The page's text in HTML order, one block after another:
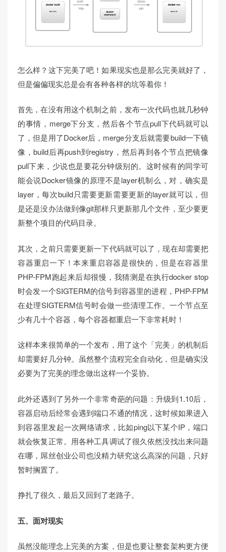
怎么样？这下完美了吧！如果现实也是那么完美就好了，
但是偏偏现实总是会有各种各样的坑等着你！
首先，在没有用这个机制之前，发布一次代码也就几秒钟
的事情，merge下分支，然后各个节点pull下代码就可以
了，但是用了Docker后，merge分支后就需要build一下镜
像，build后再push到registry，然后再到各个节点把镜像
pull下来，少说也是要花分钟级别的。这时候有的同学可
能会说Docker镜像的原理不是layer机制么，对，确实是
layer，每次build只需要更新需要更新的layer就可以，但
是还是没办法做到像git那样只更新那几个文件，至少要更
新整个项目的代码目录。
其次，之前只需要更新一下代码就可以了，现在却需要把
容器重启一下！本来重启容器是很快的，但是在容器里
PHP-FPM跑起来后却很慢，我猜测是在执行docker stop
时会发一个SIGTERM的信号到容器里的进程，PHP-FPM
在处理SIGTERM信号时会做一些清理工作。一个节点至
少有几十个容器，每个容器都重启一下非常耗时！
这样本来很简单的一个发布，用了这个「完美」的机制后
却需要好几分钟。虽然整个流程完全自动化，但是确实没
必要为了完美的理念做出这样一个妥协。
此外还遇到了另外一个非常奇葩的问题：升级到1.10后，
容器启动后经常会遇到端口不通的情况，这时候如果进入
到容器里发起一次网络请求，比如ping以下某个IP，端口
就会恢复正常。用各种工具调试了很久依然没找出来问题
在哪，屌丝创业公司也没精力研究这么高深的问题，只好
暂时搁置了。
挣扎了很久，最后又回到了老路子。
五、面对现实
虽然没能理念上完美的方案，但是也要让整套架构更方便